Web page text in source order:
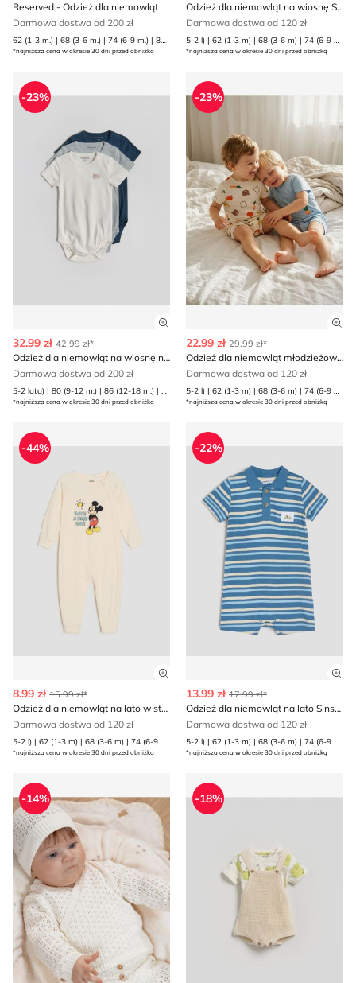
Reserved - Odzież dla niemowląt
Darmowa dostwa od 200 zł
62 (1-3 m.) | 68 (3-6 m.) | 74 (6-9 m.) | 80 (9-12 m.)
*najniższa cena w okresie 30 dni przed obniżką
Odzież dla niemowląt na wiosnę Sinsay
Darmowa dostwa od 120 zł
5-2 l) | 62 (1-3 m) | 68 (3-6 m) | 74 (6-9 m) | 80 (9-12 m) | 86 (12-18 m) | 92 (1 | 98 (2-3 l)
*najniższa cena w okresie 30 dni przed obniżką
Odzież dla niemowląt na wiosnę na lato Reserved
-23%
Zobacz szczegóły produktu
32.99 zł 42.99 zł*
Odzież dla niemowląt na wiosnę na lato Reserved
Darmowa dostwa od 200 zł
5-2 lata) | 80 (9-12 m.) | 86 (12-18 m.) | 92 (1 | 98 (2-3 lata)
*najniższa cena w okresie 30 dni przed obniżką
Odzież dla niemowląt
-23%
22.99 zł 29.99 zł*
Odzież dla niemowląt młodzieżowy Sinsay
Darmowa dostwa od 120 zł
5-2 l) | 62 (1-3 m) | 68 (3-6 m) | 74 (6-9 m) | 80 (9-12 m) | 86 (12-18 m) | 92 (1 | 98 (2-3 l)
*najniższa cena w okresie 30 dni przed obniżką
Odzież dla niemowląt na lato w stylu młodzieżowym
-44%
Zobacz szczegóły produktu
8.99 zł 15.99 zł*
Odzież dla niemowląt na lato w stylu młodzieżowym Sinsay
Darmowa dostwa od 120 zł
5-2 l) | 62 (1-3 m) | 68 (3-6 m) | 74 (6-9 m) | 80 (9-12 m) | 86 (12-18 m) | 92 (1 | 98 (2-3 l)
*najniższa cena w okresie 30 dni przed obniżką
Odzież dla niemowląt na
-22%
13.99 zł 17.99 zł*
Odzież dla niemowląt na lato Sinsay
Darmowa dostwa od 120 zł
5-2 l) | 62 (1-3 m) | 68 (3-6 m) | 74 (6-9 m) | 80 (9-12 m) | 86 (12-18 m) | 92 (1 | 98 (2-3 l)
*najniższa cena w okresie 30 dni przed obniżką
Odzież dla niemowląt wiosenna Reserved
-14%
Odzież dla niemowląt
-18%